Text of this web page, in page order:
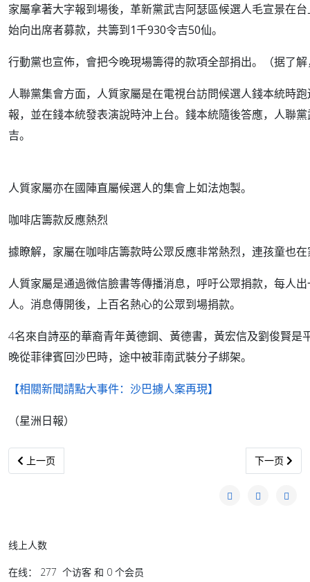
家屬拿著大字報到場後， 革新黨武吉阿瑟區候選人毛宣景在
始向出席者募款，共籌到1千930令吉50仙。
行動黨也宣佈，會把今晚現場籌得的款項全部捐出。（据了
人聯黨集會方面，人質家屬是在電視台訪問候選人錢本統時
報，並在錢本統發表演說時沖上台。 錢本統隨後答應，人聯
吉。
人質家屬亦在國陣直屬候選人的集會上如法炮製。
咖啡店籌款反應熱烈
據瞭解，家屬在咖啡店籌款時公眾反應非常熱烈，連孩童也
人質家屬是通過微信臉書等傳播消息，呼吁公眾捐款，每人
人。消息傳開後，上百名熱心的公眾到場捐款。
4名來自詩巫的華裔青年黃德鋼、黃德書，黃宏信及劉俊賢是
晚從菲律賓回沙巴時，途中被菲南武裝分子綁架。
【相關新聞請點大事件：沙巴擄人案再現】
（星洲日報）
上一篇文章: 雄纠纠，气昂昂，跨过鸭绿江……
上一页 下一篇文章:
下一页
线上人数
在线： 277 个访客 和 0 个会员